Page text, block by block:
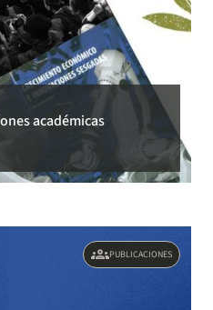
académicas
groupsPUBLICACIONES